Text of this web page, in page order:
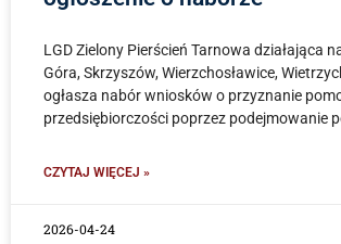
LGD Zielony Pierścień Tarnowa działająca
Góra, Skrzyszów, Wierzchosławice,
ogłasza nabór wniosków o przyznanie
przedsiębiorczości poprzez podejmowanie
CZYTAJ WIĘCEJ »
2026-04-24